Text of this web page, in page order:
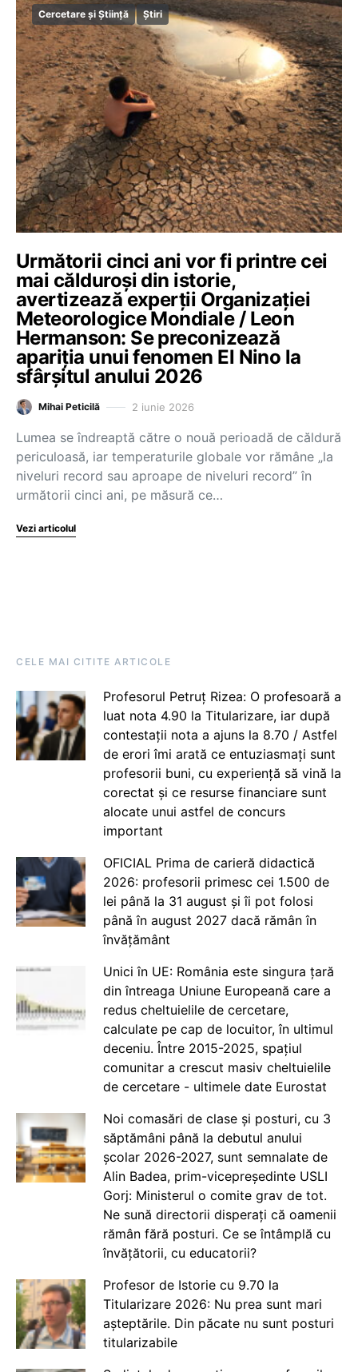
Cercetare și Știință Știri
Următorii cinci ani vor fi printre cei
mai călduroși din istorie,
avertizează experții Organizației
Meteorologice Mondiale / Leon
Hermanson: Se preconizează
apariția unui fenomen El Nino la
sfârșitul anului 2026
Mihai Peticilă 2 iunie 2026
Lumea se îndreaptă către o nouă perioadă de căldură
periculoasă, iar temperaturile globale vor rămâne „la
niveluri record sau aproape de niveluri record” în
următorii cinci ani, pe măsură ce…
Vezi articolul
CELE MAI CITITE ARTICOLE
Profesorul Petruț Rizea: O profesoară a
luat nota 4.90 la Titularizare, iar după
contestații nota a ajuns la 8.70 / Astfel
de erori îmi arată ce entuziasmați sunt
profesorii buni, cu experiență să vină la
corectat și ce resurse financiare sunt
alocate unui astfel de concurs
important
OFICIAL Prima de carieră didactică
2026: profesorii primesc cei 1.500 de
lei până la 31 august și îi pot folosi
până în august 2027 dacă rămân în
învățământ
Unici în UE: România este singura țară
din întreaga Uniune Europeană care a
redus cheltuielile de cercetare,
calculate pe cap de locuitor, în ultimul
deceniu. Între 2015-2025, spațiul
comunitar a crescut masiv cheltuielile
de cercetare - ultimele date Eurostat
Noi comasări de clase și posturi, cu 3
săptămâni până la debutul anului
școlar 2026-2027, sunt semnalate de
Alin Badea, prim-vicepreședinte USLI
Gorj: Ministerul o comite grav de tot.
Ne sună directorii disperați că oamenii
rămân fără posturi. Ce se întâmplă cu
învățătorii, cu educatorii?
Profesor de Istorie cu 9.70 la
Titularizare 2026: Nu prea sunt mari
așteptările. Din păcate nu sunt posturi
titularizabile